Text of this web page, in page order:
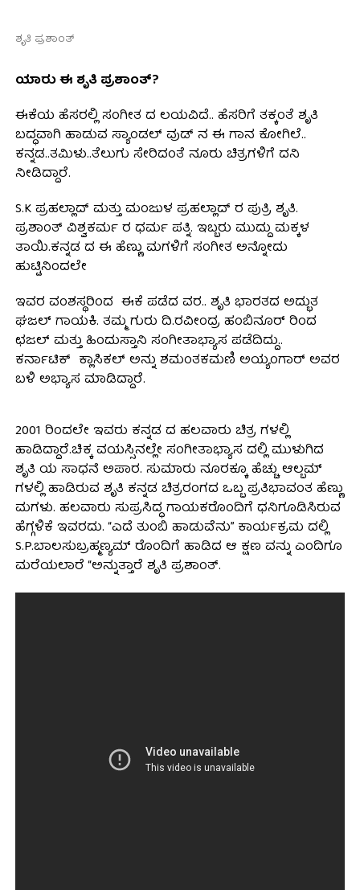
ಶೃತಿ ಪ್ರಶಾಂತ್
ಯಾರು ಈ ಶೃತಿ ಪ್ರಶಾಂತ್?
ಈಕೆಯ ಹೆಸರಲ್ಲಿ ಸಂಗೀತ ದ ಲಯವಿದೆ.. ಹೆಸರಿಗೆ ತಕ್ಕಂತೆ ಶೃತಿ
ಬದ್ಧವಾಗಿ ಹಾಡುವ ಸ್ಯಾಂಡಲ್ ವುಡ್ ನ ಈ ಗಾನ ಕೋಗಿಲೆ..
ಕನ್ನಡ..ತಮಿಳು..ತೆಲುಗು ಸೇರಿದಂತೆ ನೂರು ಚಿತ್ರಗಳಿಗೆ ದನಿ
ನೀಡಿದ್ದಾರೆ.
S.K ಪ್ರಹಲ್ಲಾದ್ ಮತ್ತು ಮಂಜುಳ ಪ್ರಹಲ್ಲಾದ್ ರ ಪುತ್ರಿ ಶೃತಿ.
ಪ್ರಶಾಂತ್ ವಿಶ್ವಕರ್ಮ ರ ಧರ್ಮ ಪತ್ನಿ. ಇಬ್ಬರು ಮುದ್ದು ಮಕ್ಕಳ
ತಾಯಿ.ಕನ್ನಡ ದ ಈ ಹೆಣ್ಣು ಮಗಳಿಗೆ ಸಂಗೀತ ಅನ್ನೋದು
ಹುಟ್ಟಿನಿಂದಲೇ
ಇವರ ವಂಶಸ್ಥರಿಂದ ಈಕೆ ಪಡೆದ ವರ.. ಶೃತಿ ಭಾರತದ ಅದ್ಭುತ
ಘಜಲ್ ಗಾಯಕಿ. ತಮ್ಮ ಗುರು ದಿ.ರವೀಂದ್ರ ಹಂಬಿನೂರ್ ರಿಂದ
ಛಜಲ್ ಮತ್ತು ಹಿಂದುಸ್ತಾನಿ ಸಂಗೀತಾಭ್ಯಾಸ ಪಡೆದಿದ್ದು..
ಕರ್ನಾಟಿಕ್ ಕ್ಲಾಸಿಕಲ್ ಅನ್ನು ಶಮಂತಕಮಣಿ ಅಯ್ಯಂಗಾರ್ ಅವರ
ಬಳಿ ಅಭ್ಯಾಸ ಮಾಡಿದ್ದಾರೆ.
2001 ರಿಂದಲೇ ಇವರು ಕನ್ನಡ ದ ಹಲವಾರು ಚಿತ್ರ ಗಳಲ್ಲಿ
ಹಾಡಿದ್ದಾರೆ.ಚಿಕ್ಕ ವಯಸ್ಸಿನಲ್ಲೇ ಸಂಗೀತಾಭ್ಯಾಸ ದಲ್ಲಿ ಮುಳುಗಿದ
ಶೃತಿ ಯ ಸಾಧನೆ ಅಪಾರ. ಸುಮಾರು ನೂರಕ್ಕೂ ಹೆಚ್ಚು ಆಲ್ಬಮ್
ಗಳಲ್ಲಿ ಹಾಡಿರುವ ಶೃತಿ ಕನ್ನಡ ಚಿತ್ರರಂಗದ ಒಬ್ಬ ಪ್ರತಿಭಾವಂತ ಹೆಣ್ಣು
ಮಗಳು. ಹಲವಾರು ಸುಪ್ರಸಿದ್ಧ ಗಾಯಕರೊಂದಿಗೆ ಧನಿಗೂಡಿಸಿರುವ
ಹೆಗ್ಗಳಿಕೆ ಇವರದು. “ಎದೆ ತುಂಬಿ ಹಾಡುವೆನು” ಕಾರ್ಯಕ್ರಮ ದಲ್ಲಿ
S.P.ಬಾಲಸುಬ್ರಹ್ಮಣ್ಯಮ್ ರೊಂದಿಗೆ ಹಾಡಿದ ಆ ಕ್ಷಣ ವನ್ನು ಎಂದಿಗೂ
ಮರೆಯಲಾರೆ “ಅನ್ನುತ್ತಾರೆ ಶೃತಿ ಪ್ರಶಾಂತ್.